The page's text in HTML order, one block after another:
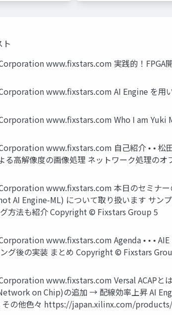
ト
www.fixstars.com 実践的！
www.fixstars.com AI Engine を
www.fixstars.com Who I am Yuki
www.fixstars.com 自己紹介 • • 松
る高解像度の画像処理 ネットワーク処理の
www.fixstars.com 本日のセミナー
AI Engine-ML) について取り扱います サン
方法も紹介 Copyright © Fixstars Group 5
www.fixstars.com Agenda • • •
グ後の実装 まとめ Copyright © Fixstars
www.fixstars.com Versal ACAPと
on Chip)の追加 → 配線効率上昇 AI
その他色々 https://japan.xilinx.com/